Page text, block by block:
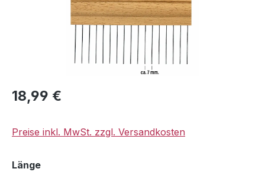
Regulärer Preis:
18,99 €
Preise inkl. MwSt. zzgl. Versandkosten
Längeauswählen